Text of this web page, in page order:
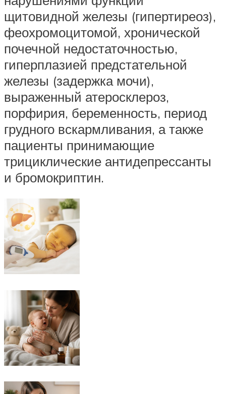
щитовидной железы (гипертиреоз),
феохромоцитомой, хронической
почечной недостаточностью,
гиперплазией предстательной
железы (задержка мочи),
выраженный атеросклероз,
порфирия, беременность, период
грудного вскармливания, а также
пациенты принимающие
трициклические антидепрессанты
и бромокриптин.